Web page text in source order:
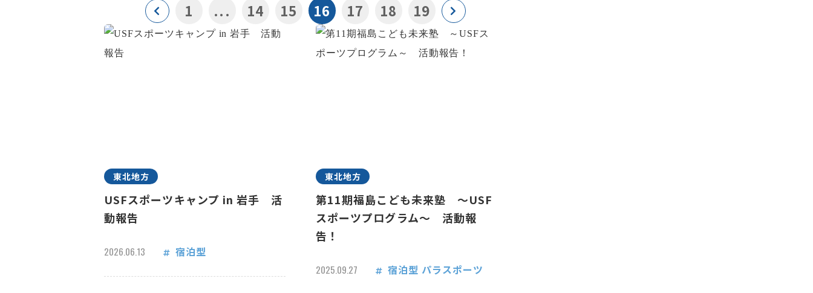
1 ... 14 15 16 17 18 19
東北地方
USFスポーツキャンプ in 岩手 活
動報告
2026.06.13 宿泊型
東北地方
第11期福島こども未来塾 ～USF
スポーツプログラム～ 活動報
告！
2025.09.27 宿泊型 パラスポーツ